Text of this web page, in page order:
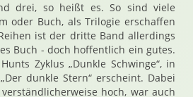
drei, so heißt es. So sind viele
oder Buch, als Trilogie erschaffen
ist der dritte Band allerdings
Buch - doch hoffentlich ein gutes.
Zyklus „Dunkle Schwinge“, in
dunkle Stern“ erscheint. Dabei
hoch, war auch